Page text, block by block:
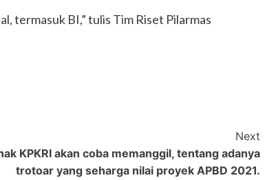
termasuk BI,” tulis Tim Riset Pilarmas
Next
KPKRI akan coba memanggil, tentang adanya
trotoar yang seharga nilai proyek APBD 2021.